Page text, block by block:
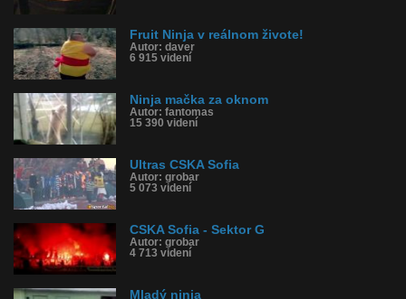
Fruit Ninja v reálnom živote!
Autor: daver
6 915 videní
Ninja mačka za oknom
Autor: fantomas
15 390 videní
Ultras CSKA Sofia
Autor: grobar
5 073 videní
CSKA Sofia - Sektor G
Autor: grobar
4 713 videní
Mladý ninja